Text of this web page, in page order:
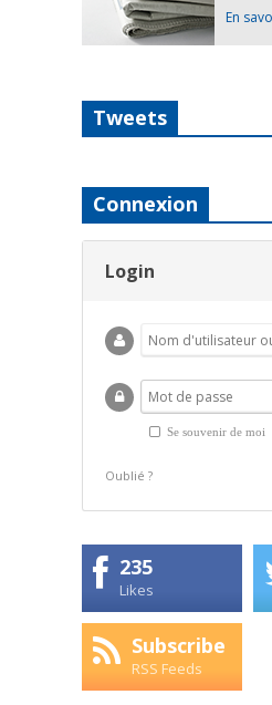
En
Tweets
Connexion
Login
Se souvenir de moi
Oublié ?
235
Likes
Subscribe
RSS Feeds